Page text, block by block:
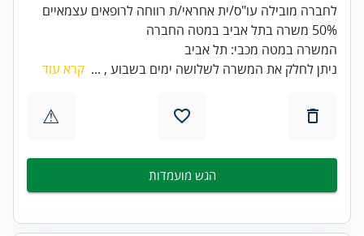
לחברה מובילה עו"ס/ית אחראי/ת רווחה לרופאים עצמאיים
50% משרה בתל אביב במטה החברה
המשרה במטה מכבי: תל אביב
ניתן לחלק את המשרה לשלושה ימים בשבוע , ... קרא עוד
⚠
הגש מועמדות